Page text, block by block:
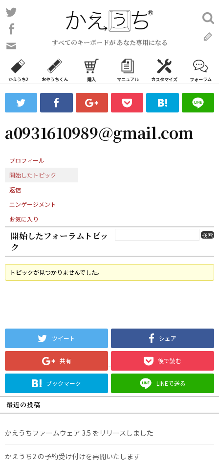
コ
ン
ン
ツ
ス
ッ
すべてのキーボードが あなた専用になる
い
合
わ
フ
ォ
ム
検
索:
かえうち2 おやうちくん 購入 マニュアル カスタマイズ フォーラム
a0931610989@gmail.com
プロフィール
開始したトピック
返信
エンゲージメント
お気に入り
開始したフォーラムトピッ
ク
トピックが見つかりませんでした。
ツイート シェア
共有 後で読む
ブックマーク LINEで送る
最近の投稿
かえうちファームウェア 3.5 をリリースしました
かえうち2 の予約受け付けを再開いたします